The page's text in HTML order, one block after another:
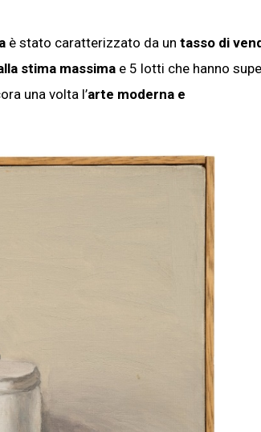
è stato caratterizzato da un tasso di
stima massima e 5 lotti che hanno
una volta l’arte moderna e